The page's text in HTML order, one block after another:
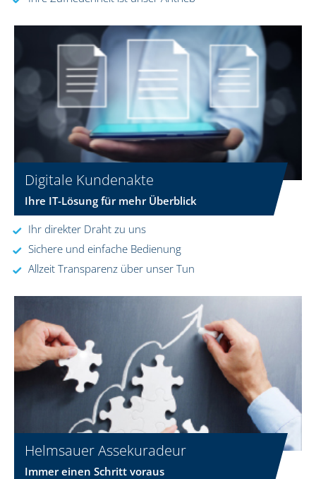
Digitale Kundenakte
Ihre IT-Lösung für mehr Überblick
Ihr direkter Draht zu uns
Sichere und einfache Bedienung
Allzeit Transparenz über unser Tun
Helmsauer Assekuradeur
Immer einen Schritt voraus